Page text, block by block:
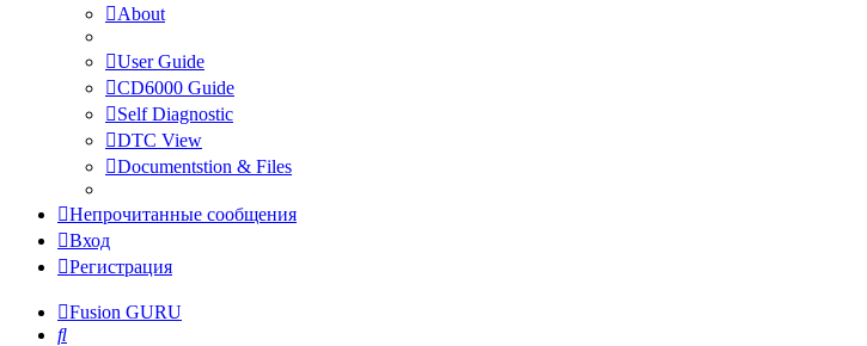
About
User Guide
CD6000 Guide
Self Diagnostic
DTC View
Documentstion & Files
Непрочитанные сообщения
Вход
Регистрация
Fusion GURU
Поиск